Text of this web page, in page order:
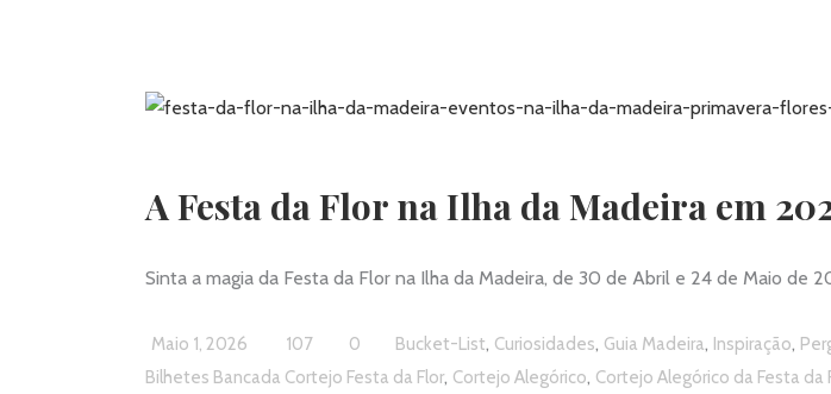
A Festa da Flor na Ilha da Madeira em
Sinta a magia da Festa da Flor na Ilha da Madeira, de 30 de Abril e 24 de Maio de
Maio 1, 2026 107 0 Bucket-List, Curiosidades, Guia Madeira, Inspiração,
Bilhetes Bancada Cortejo Festa da Flor, Cortejo Alegórico, Cortejo Alegórico da Festa da